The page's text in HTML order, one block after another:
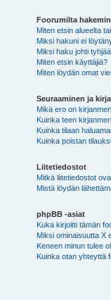
Foorumilta
Miten etsin alueelta
Miksi hakuni ei
Miksi haku johti
Miten etsin käyttäjiä?
Miten löydän omat
Seuraaminen ja
Mikä ero on
Kuinka teen
Kuinka tilaan
Kuinka poistan
Liitetiedostot
Mitkä liitetiedostot
Mistä löydän
phpBB -asiat
Kuka kirjoitti tämän
Miksi ominaisuutta X
Keneen minun tulee
Kuinka otan yhteyttä